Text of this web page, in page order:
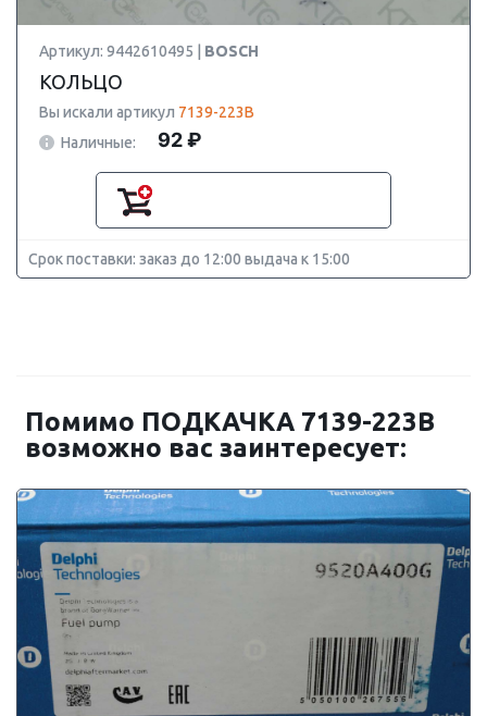
Артикул: 9442610495 | BOSCH
КОЛЬЦО
Вы искали артикул 7139-223B
Наличные:
92 ₽
Срок поставки: заказ до 12:00 выдача к 15:00
Помимо ПОДКАЧКА 7139-223B
возможно вас заинтересует: